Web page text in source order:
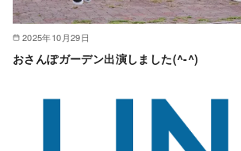
2025年10月29日
おさんぽガーデン出演しました(^-^)